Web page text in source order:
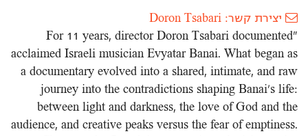
יצירת קשר: Doron Tsabari
"For 11 years, director Doron Tsabari documented
acclaimed Israeli musician Evyatar Banai. What began as
a documentary evolved into a shared, intimate, and raw
journey into the contradictions shaping Banai's life:
between light and darkness, the love of God and the
audience, and creative peaks versus the fear of emptiness.